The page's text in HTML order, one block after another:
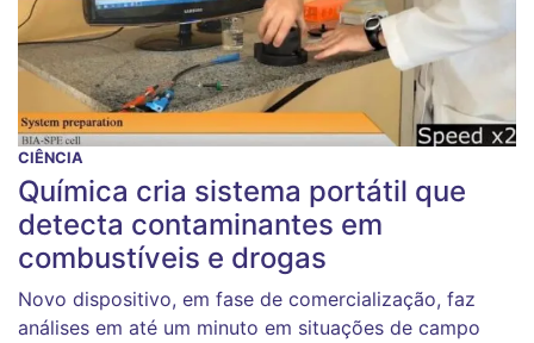
CIÊNCIA
Química cria sistema portátil que
detecta contaminantes em
combustíveis e drogas
Novo dispositivo, em fase de comercialização, faz
análises em até um minuto em situações de campo